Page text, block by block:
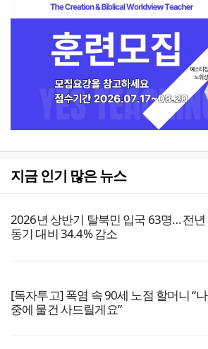
지금 인기 많은 뉴스
2026년 상반기 탈북민 입국 63명… 전년
동기 대비 34.4% 감소
[독자투고] 폭염 속 90세 노점 할머니 “나
중에 물건 사드릴게요”